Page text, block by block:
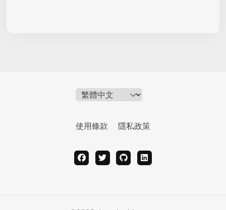
使用條款 隱私政策
facebooktwittergithublinkedin